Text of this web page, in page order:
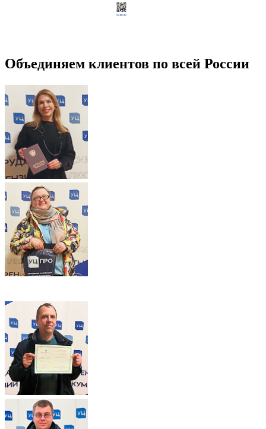
Объединяем клиентов по всей России